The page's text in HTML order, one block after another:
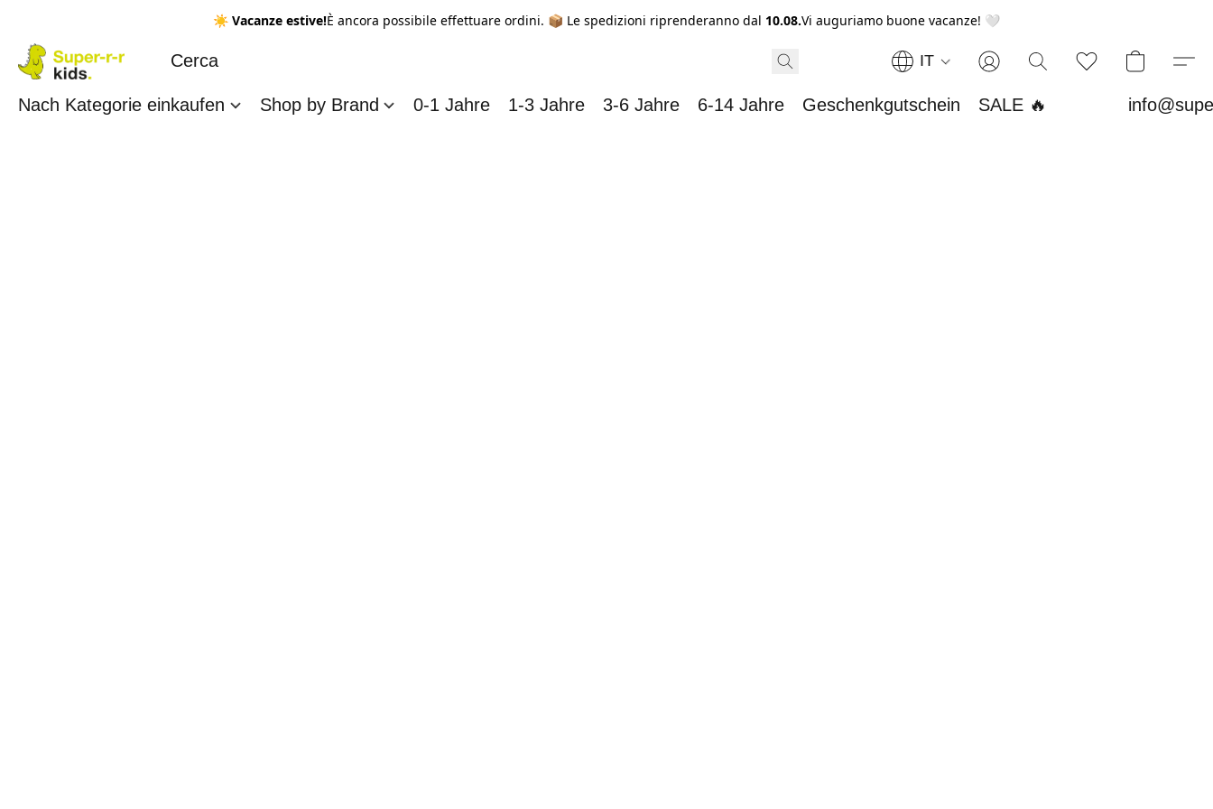
☀️ Vacanze estive!È ancora possibile effettuare ordini. 📦 Le spedizioni riprenderanno dal 10.08.Vi auguriamo buone vacanze! 🤍
IT
Nach Kategorie einkaufen Shop by Brand 0-1 Jahre 1-3 Jahre 3-6 Jahre 6-14 Jahre Geschenkgutschein SALE 🔥